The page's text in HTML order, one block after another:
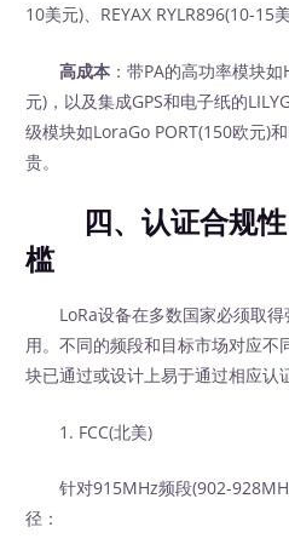
10美元)、REYAX RYLR896(10-15
高成本 ：带PA的高功率模块
元)，以及集成GPS和电子纸的
级模块如LoraGo PORT(150欧元)
贵。
四、认证合规性
槛
LoRa设备在多数国家必须取得
用。不同的频段和目标市场对应
块已通过或设计上易于通过相应认
1. FCC(北美)
针对915MHz频段(902-
径：